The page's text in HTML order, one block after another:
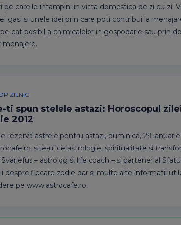
pe care le intampini in viata domestica de zi cu zi.
gasi si unele idei prin care poti contribui la
cat posibil a chimicalelor in gospodarie sau prin
menajere.
ZILNIC
ti spun stelele astazi: Horoscopul
2012
rezerva astrele pentru astazi, duminica, 29
site-ul de astrologie, spiritualitate si
– astrolog si life coach – si partener al
despre fiecare zodie dar si multe alte informatii
pe www.astrocafe.ro.